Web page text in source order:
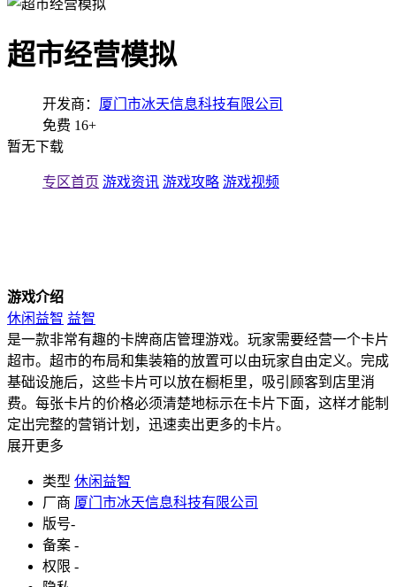
超市经营模拟
开发商： 厦门市冰天信息科技有限公司
免费 16+
暂无下载
专区首页 游戏资讯 游戏攻略 游戏视频
游戏介绍
休闲益智 益智
是一款非常有趣的卡牌商店管理游戏。玩家需要经营一个卡片
超市。超市的布局和集装箱的放置可以由玩家自由定义。完成
基础设施后，这些卡片可以放在橱柜里，吸引顾客到店里消
费。每张卡片的价格必须清楚地标示在卡片下面，这样才能制
定出完整的营销计划，迅速卖出更多的卡片。
展开更多
类型 休闲益智
厂商 厦门市冰天信息科技有限公司
版号-
备案 -
权限 -